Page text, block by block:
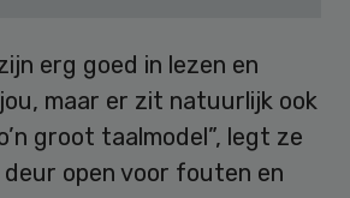
erg goed in lezen en
maar er zit natuurlijk ook
groot taalmodel”, legt ze
open voor fouten en